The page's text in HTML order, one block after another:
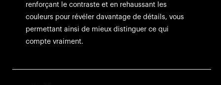
renforçant le contraste et en rehaussant les
couleurs pour révéler davantage de détails, vous
permettant ainsi de mieux distinguer ce qui
compte vraiment.